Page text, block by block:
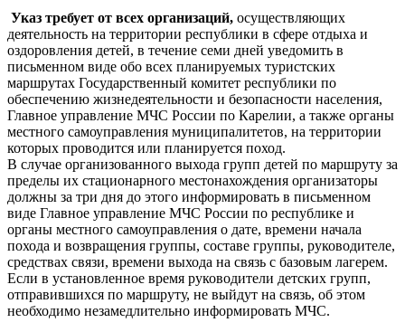
Указ требует от всех организаций, осуществляющих
деятельность на территории республики в сфере отдыха и
оздоровления детей, в течение семи дней уведомить в
письменном виде обо всех планируемых туристских
маршрутах Государственный комитет республики по
обеспечению жизнедеятельности и безопасности населения,
Главное управление МЧС России по Карелии, а также органы
местного самоуправления муниципалитетов, на территории
которых проводится или планируется поход.
В случае организованного выхода групп детей по маршруту за
пределы их стационарного местонахождения организаторы
должны за три дня до этого информировать в письменном
виде Главное управление МЧС России по республике и
органы местного самоуправления о дате, времени начала
похода и возвращения группы, составе группы, руководителе,
средствах связи, времени выхода на связь с базовым лагерем.
Если в установленное время руководители детских групп,
отправившихся по маршруту, не выйдут на связь, об этом
необходимо незамедлительно информировать МЧС.